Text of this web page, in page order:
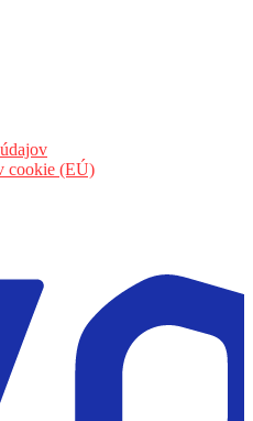
cookie (EÚ)